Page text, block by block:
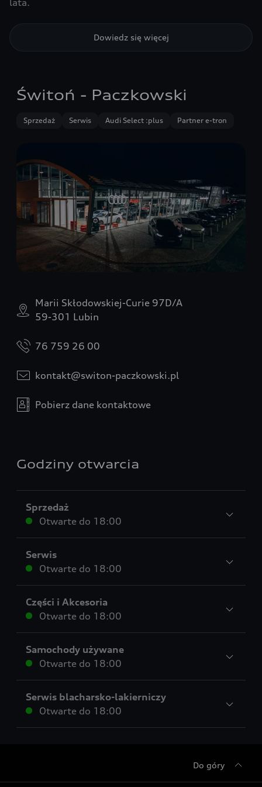
lata.
Dowiedz się więcej
Świtoń - Paczkowski
Sprzedaż Serwis Audi Select :plus Partner e-tron
Marii Skłodowskiej-Curie 97D/A
59-301 Lubin
76 759 26 00
kontakt@switon-paczkowski.pl
Pobierz dane kontaktowe
Godziny otwarcia
Sprzedaż
Otwarte do 18:00
Serwis
Otwarte do 18:00
Części i Akcesoria
Otwarte do 18:00
Samochody używane
Otwarte do 18:00
Serwis blacharsko-lakierniczy
Otwarte do 18:00
Do góry